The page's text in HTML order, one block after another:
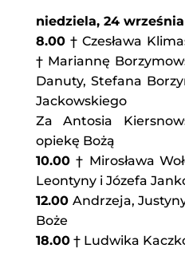
niedziela, 24 września
8.00† Czesława
† Mariannę
Danuty, Stefana
Jackowskiego
Za Antosia
opiekę Bożą
10.00 † Mirosława
Leontyny i Józefa
12.00Andrzeja,
Boże
18.00† Ludwika